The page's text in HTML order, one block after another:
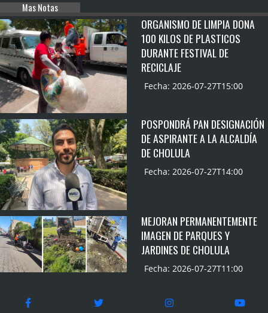
Mas Notas
ORGANISMO DE LIMPIA DONA
100 KILOS DE PLASTICOS
DURANTE FESTIVAL DE
RECICLAJE
Fecha: 2026-07-27T15:00
POSPONDRÁ PAN DESIGNACIÓN
DE ASPIRANTE A LA ALCALDÍA
DE CHOLULA
Fecha: 2026-07-27T14:00
MEJORAN PERMANENTEMENTE
IMAGEN DE PARQUES Y
JARDINES DE CHOLULA
Fecha: 2026-07-27T11:00